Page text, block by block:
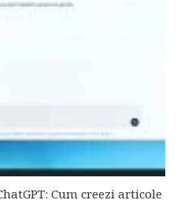
Cum creezi articole